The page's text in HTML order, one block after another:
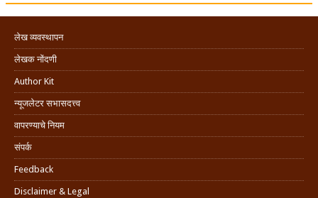
लेख व्यवस्थापन
लेखक नोंदणी
Author Kit
न्यूजलेटर सभासदत्त्व
वापरण्याचे नियम
संपर्क
Feedback
Disclaimer & Legal